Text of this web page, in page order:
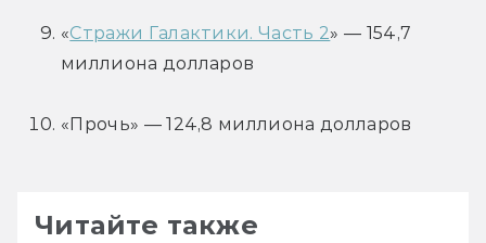
«Стражи Галактики. Часть 2» — 154,7
миллиона долларов
«Прочь» — 124,8 миллиона долларов
Читайте также